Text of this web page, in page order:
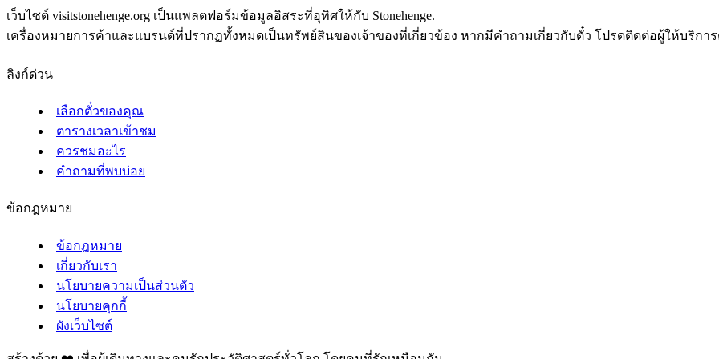
เว็บไซต์ visitstonehenge.org เป็นแพลตฟอร์มข้อมูลอิสระที่อุทิศให้กับ Stonehenge.
เครื่องหมายการค้าและแบรนด์ที่ปรากฏทั้งหมดเป็นทรัพย์สินของเจ้าของที่เกี่ยวข้อง หากมีคำถามเกี่ยวกับตั๋ว โปรดติดต่อผู้ให้บริการ
ลิงก์ด่วน
เลือกตั๋วของคุณ
ตารางเวลาเข้าชม
ควรชมอะไร
คำถามที่พบบ่อย
ข้อกฎหมาย
ข้อกฎหมาย
เกี่ยวกับเรา
นโยบายความเป็นส่วนตัว
นโยบายคุกกี้
ผังเว็บไซต์